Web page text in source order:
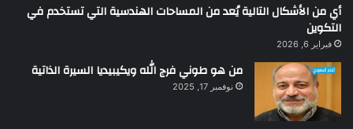
أي من الأشكال التالية يُعد من المساحات الهندسية التي تستخدم في
التكوين
فبراير 6, 2026
من هو طوني فرج الله ويكيبيديا السيرة الذاتية
نوفمبر 17, 2025